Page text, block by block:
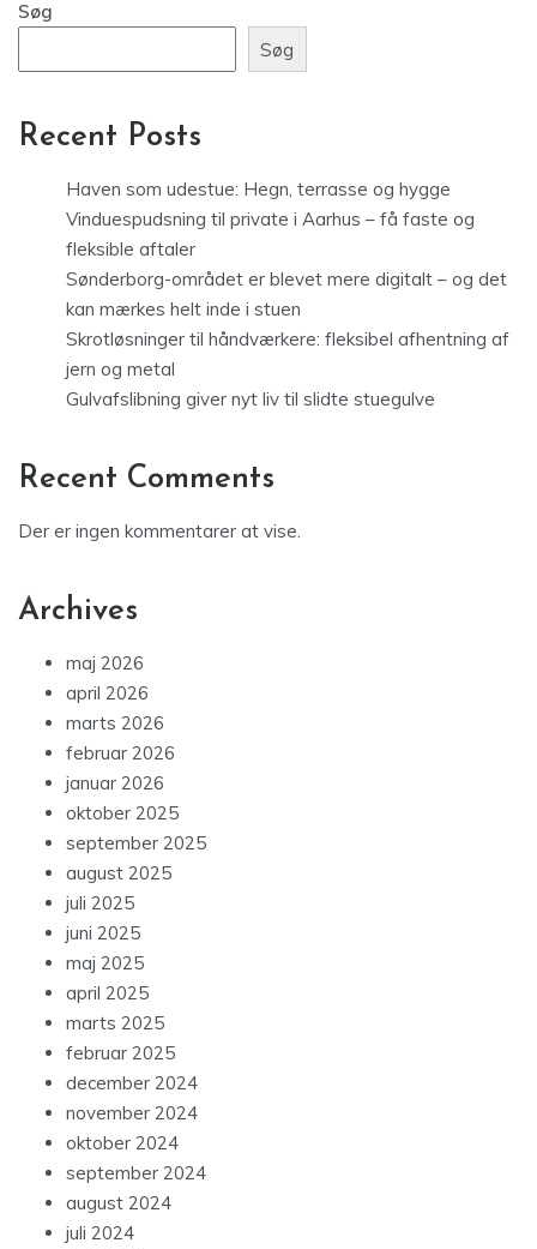
Søg
Søg
Recent Posts
Haven som udestue: Hegn, terrasse og hygge
Vinduespudsning til private i Aarhus – få faste og
fleksible aftaler
Sønderborg-området er blevet mere digitalt – og det
kan mærkes helt inde i stuen
Skrotløsninger til håndværkere: fleksibel afhentning af
jern og metal
Gulvafslibning giver nyt liv til slidte stuegulve
Recent Comments
Der er ingen kommentarer at vise.
Archives
maj 2026
april 2026
marts 2026
februar 2026
januar 2026
oktober 2025
september 2025
august 2025
juli 2025
juni 2025
maj 2025
april 2025
marts 2025
februar 2025
december 2024
november 2024
oktober 2024
september 2024
august 2024
juli 2024